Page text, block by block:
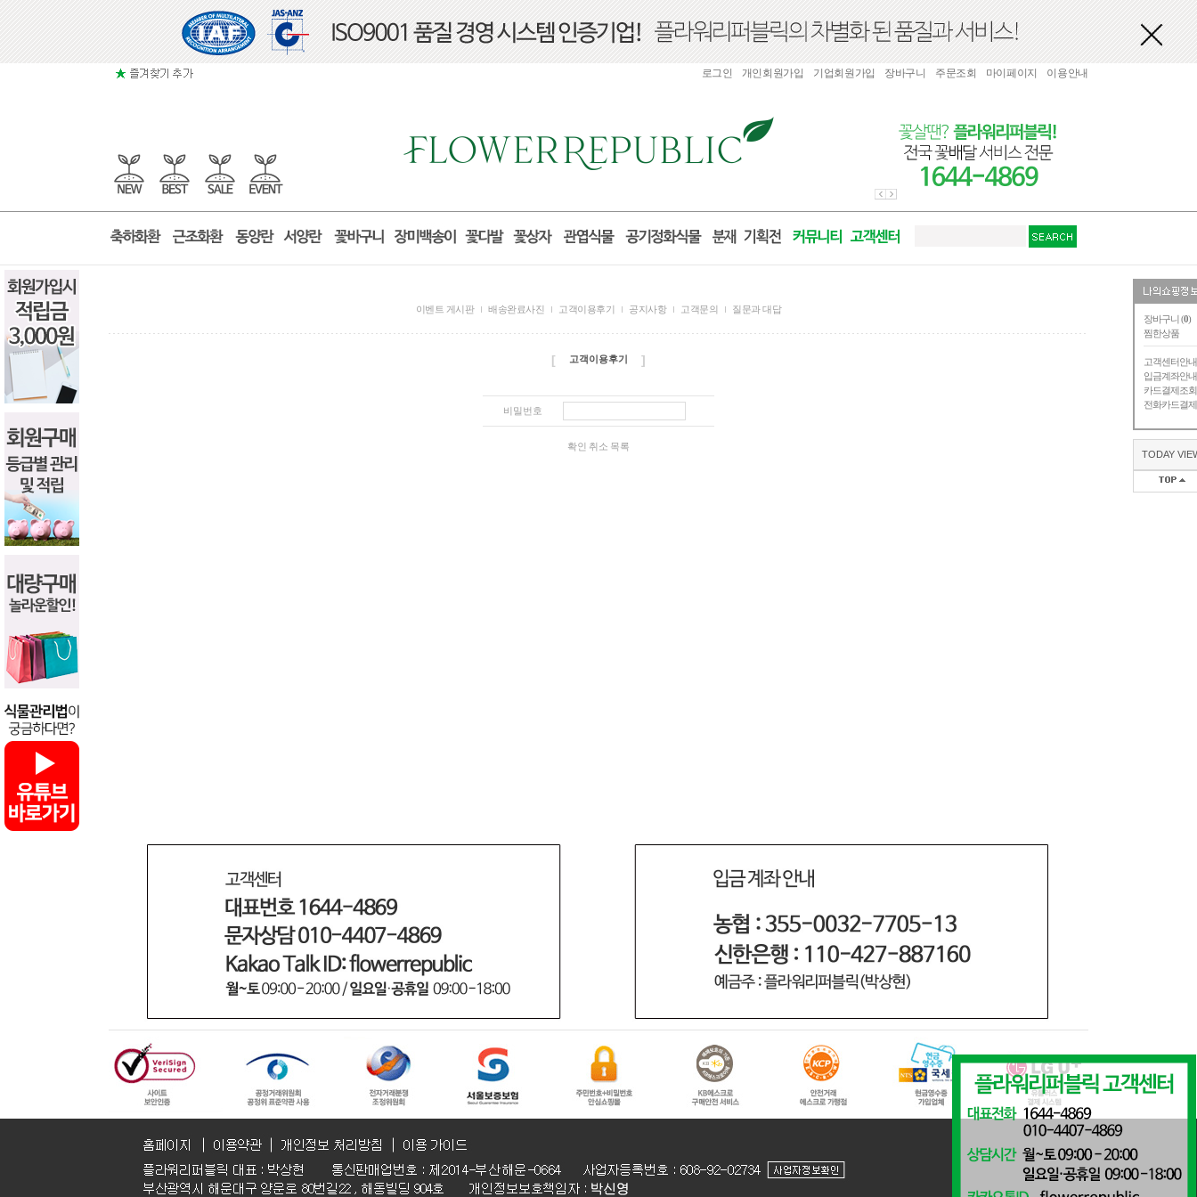
장바구니 (0)
찜한상품
고객센터안내
입금계좌안내
카드결제조회
전화카드결제
TODAY
로그인 개인회원가입 기업회원가입 장바구니 주문조회 마이페이지 이용안내
이벤트 게시판 배송완료사진 고객이용후기 공지사항 고객문의 질문과 대답
[ 고객이용후기 ]
비밀번호
확인 취소 목록